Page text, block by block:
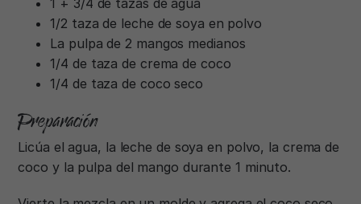
1/2 taza de leche de soya en polvo
La pulpa de 2 mangos medianos
1/4 de taza de crema de coco
1/4 de taza de coco seco
Preparación
Licúa el agua, la leche de soya en polvo, la crema de
coco y la pulpa del mango durante 1 minuto.